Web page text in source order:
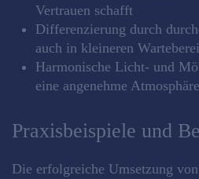
Vertrauen schafft
Differenzierung durch
auch in kleineren
Harmonische Licht- und
eine angenehme Atmosphäre
Praxisbeispiele und
Die erfolgreiche Umsetzung